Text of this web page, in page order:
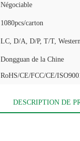
Négociable
1080pcs/carton
Dongguan de la Chine
RoHS/CE/FCC/CE/
DESCRIPTION DE